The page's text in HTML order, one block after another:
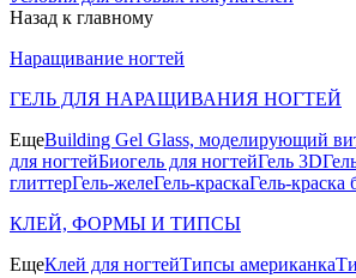
Назад к главному
Наращивание ногтей
ГЕЛЬ ДЛЯ НАРАЩИВАНИЯ НОГТЕЙ
ЕщеBuilding Gel Glass, моделирующий
для ногтейБиогель для ногтейГель 3D
глиттерГель-желеГель-краскаГель-краска
КЛЕЙ, ФОРМЫ И ТИПСЫ
ЕщеКлей для ногтейТипсы американка